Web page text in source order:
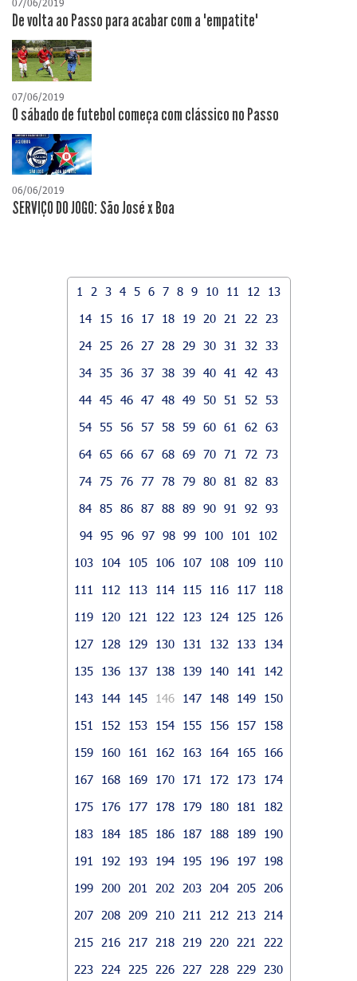
07/06/2019
De volta ao Passo para acabar com a "empatite"
07/06/2019
O sábado de futebol começa com clássico no Passo
06/06/2019
SERVIÇO DO JOGO: São José x Boa
1 2 3 4 5 6 7 8 9 10 11 12
13
14
15 16 17 18 19 20 21 22
23
24
25 26 27 28 29 30 31 32
33
34 35 36 37 38 39 40 41 42
43
44 45 46 47 48 49 50 51 52
53
54 55 56 57 58 59 60 61 62
63
64 65 66 67 68 69 70 71 72
73
74 75 76 77 78 79 80 81 82
83
84 85 86 87 88 89 90 91 92
93
94 95 96 97 98 99 100 101
102
103
104 105 106 107 108 109
110
111
112 113 114 115 116 117
118
119
120 121 122 123 124 125
126
127
128 129 130 131 132 133
134
135
136 137 138 139 140 141
142
143
144 145 146 147 148 149
150
151
152 153 154 155 156 157
158
159
160 161 162 163 164 165
166
167
168 169 170 171 172 173
174
175
176 177 178 179 180 181
182
183
184 185 186 187 188 189
190
191
192 193 194 195 196 197
198
199
200 201 202 203 204 205
206
207
208 209 210 211 212 213
214
215
216 217 218 219 220 221
222
223
224 225 226 227 228 229
230